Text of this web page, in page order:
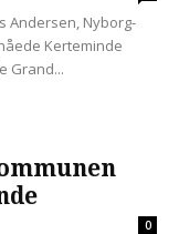
Andersen, Nyborg-
Kerteminde
Grand...
0